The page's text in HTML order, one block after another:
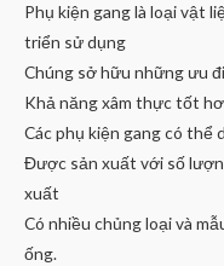
Phụ kiện gang là loại vật
triển sử dụng
Chúng sở hữu những ưu
Khả năng xâm thực tốt
Các phụ kiện gang có thể
Được sản xuất với số
xuất
Có nhiều chủng loại và
ống.